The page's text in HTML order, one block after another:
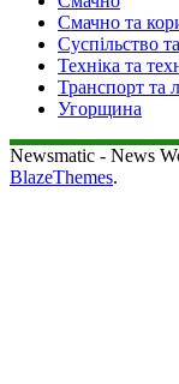
Смачно та
Суспільство
Техніка та
Транспорт та
Угорщина
Newsmatic - News
BlazeThemes.